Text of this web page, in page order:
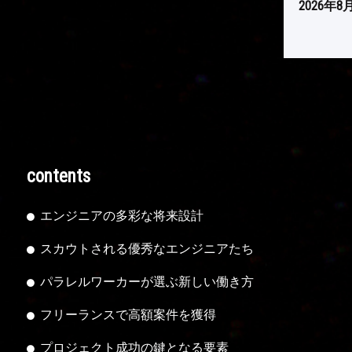
2026年8
contents
エンジニアの多彩な将来設計
スカウトされる優秀なエンジニアたち
パラレルワーカーが選ぶ新しい働き方
フリーランスで高額案件を獲得
プロジェクト成功の鍵となる要素